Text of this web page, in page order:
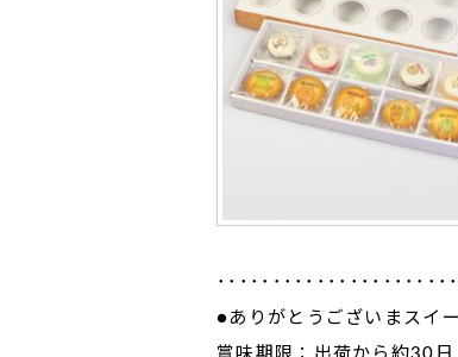
･････････････････････
●ありがとうございまスイ